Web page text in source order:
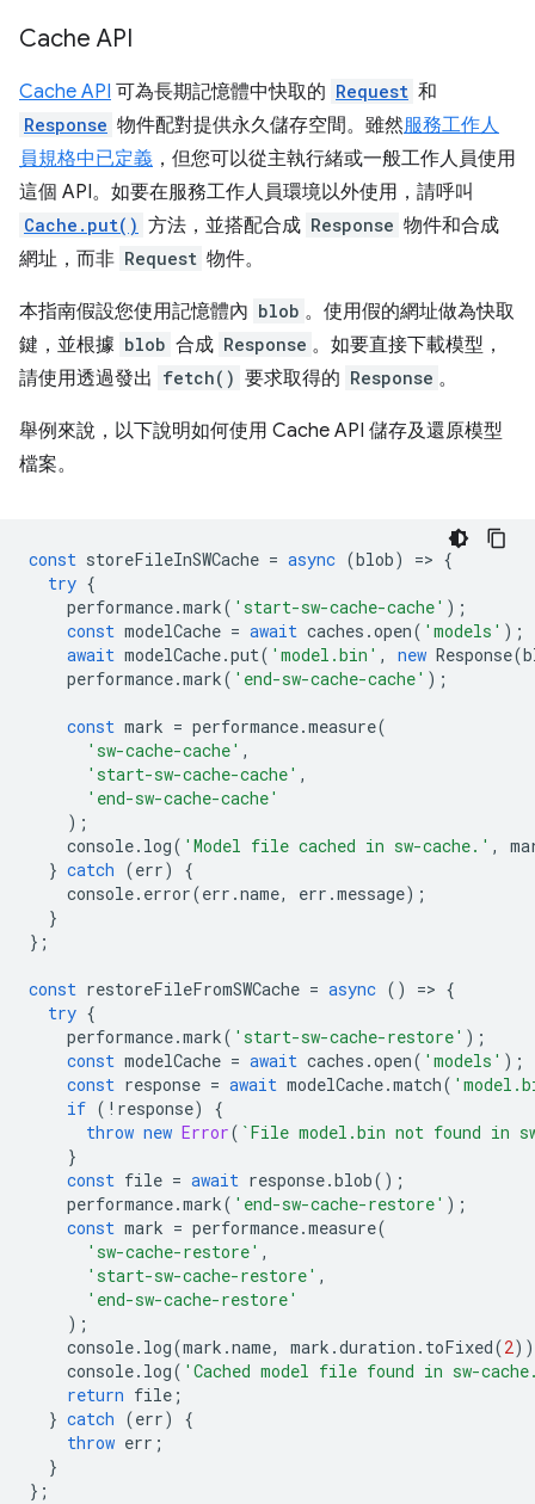
Cache API
Cache API 可為長期記憶體中快取的 Request 和
Response 物件配對提供永久儲存空間。雖然服務工作人
員規格中已定義 ，但您可以從主執行緒或一般工作人員使用
這個 API。如要在服務工作人員環境以外使用，請呼叫
Cache.put() 方法，並搭配合成 Response 物件和合成
網址，而非 Request 物件。
本指南假設您使用記憶體內 blob 。使用假的網址做為快取
鍵，並根據 blob 合成 Response 。如要直接下載模型，
請使用透過發出 fetch() 要求取得的 Response 。
舉例來說，以下說明如何使用 Cache API 儲存及還原模型
檔案。
const storeFileInSWCache = async (blob) => {
try {
performance.mark( 'start-sw-cache-cache' );
const modelCache = await caches .open( 'models' );
await modelCache.put( 'model.bin' , new Response(
performance.mark( 'end-sw-cache-cache' );
const mark = performance.measure(
'sw-cache-cache' ,
'start-sw-cache-cache' ,
'end-sw-cache-cache'
);
console. log( 'Model file cached in sw-cache.' ,
} catch (err)
{
console. error(err .name, err .message);
}
};
const restoreFileFromSWCache = async () => {
try {
performance.mark( 'start-sw-cache-restore' );
const modelCache = await caches .open( 'models' );
const response = await modelCache.match(
if ( ! response)
{
throw new Error( `File model.bin not found in
}
const file = await response.blob();
performance.mark( 'end-sw-cache-restore' );
const mark = performance.measure(
'sw-cache-restore' ,
'start-sw-cache-restore' ,
'end-sw-cache-restore'
);
console. log(mark .name, mark .duration . toFixed(2
console. log( 'Cached model file found in sw-
return file ;
} catch (err)
{
throw err ;
}
};